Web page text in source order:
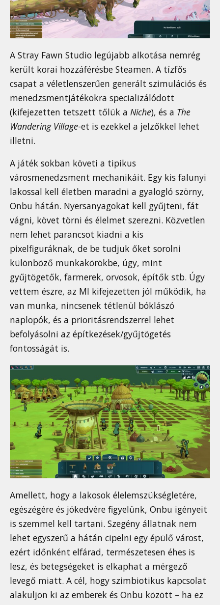
A Stray Fawn Studio legújabb alkotása nemrég
került korai hozzáférésbe Steamen. A tízfős
csapat a véletlenszerűen generált szimulációs és
menedzsmentjátékokra specializálódott
(kifejezetten tetszett tőlük a Niche), és a The
Wandering Village-et is ezekkel a jelzőkkel lehet
illetni.
A játék sokban követi a tipikus
városmenedzsment mechanikáit. Egy kis falunyi
lakossal kell életben maradni a gyalogló szörny,
Onbu hátán. Nyersanyagokat kell gyűjteni, fát
vágni, követ törni és élelmet szerezni. Közvetlen
nem lehet parancsot kiadni a kis
pixelfiguráknak, de be tudjuk őket sorolni
különböző munkakörökbe, úgy, mint
gyűjtögetők, farmerek, orvosok, építők stb. Úgy
vettem észre, az MI kifejezetten jól működik, ha
van munka, nincsenek tétlenül bóklászó
naplopók, és a prioritásrendszerrel lehet
befolyásolni az építkezések/gyűjtögetés
fontosságát is.
Amellett, hogy a lakosok élelemszükségletére,
egészégére és jókedvére figyelünk, Onbu igényeit
is szemmel kell tartani. Szegény állatnak nem
lehet egyszerű a hátán cipelni egy épülő várost,
ezért időnként elfárad, természetesen éhes is
lesz, és betegségeket is elkaphat a mérgező
levegő miatt. A cél, hogy szimbiotikus kapcsolat
alakuljon ki az emberek és Onbu között – ha ez